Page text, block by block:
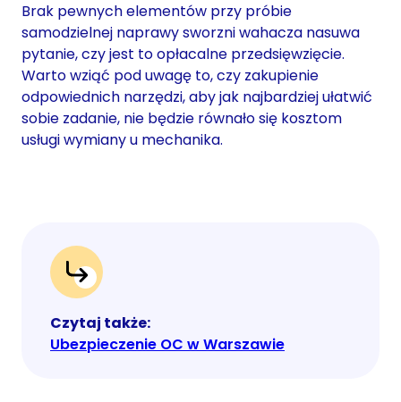
Brak pewnych elementów przy próbie
samodzielnej naprawy sworzni wahacza nasuwa
pytanie, czy jest to opłacalne przedsięwzięcie.
Warto wziąć pod uwagę to, czy zakupienie
odpowiednich narzędzi, aby jak najbardziej ułatwić
sobie zadanie, nie będzie równało się kosztom
usługi wymiany u mechanika.
Czytaj także:
Ubezpieczenie OC w Warszawie